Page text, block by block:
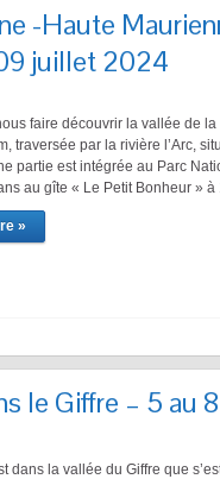
-Haute
juillet 2024
faire découvrir la vallée de
traversée par la rivière l’Arc,
partie est intégrée au Parc
au gîte « Le Petit Bonheur » à
»
le Giffre – 5 au
dans la vallée du Giffre que